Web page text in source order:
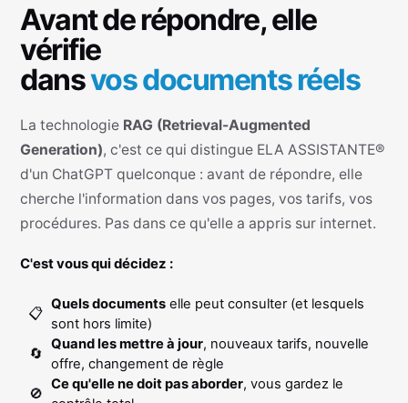
Avant de répondre, elle
vérifie
dansvos documents réels
La technologie RAG (Retrieval-Augmented
Generation), c'est ce qui distingue ELA ASSISTANTE®
d'un ChatGPT quelconque : avant de répondre, elle
cherche l'information dans vos pages, vos tarifs, vos
procédures. Pas dans ce qu'elle a appris sur internet.
C'est vous qui décidez :
📋
Quels documents elle peut consulter (et lesquels
sont hors limite)
🔄
Quand les mettre à jour, nouveaux tarifs, nouvelle
offre, changement de règle
🚫
Ce qu'elle ne doit pas aborder, vous gardez le